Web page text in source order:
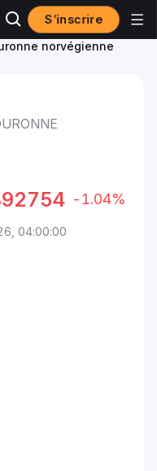
S’inscrire
Classic to
norvégienne
-1.04%
04:00:00